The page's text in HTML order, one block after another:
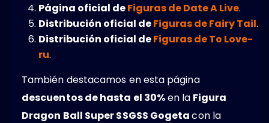
Página oficial deFiguras de Date A Live.
Distribución oficial deFiguras de Fairy Tail.
Distribución oficial deFiguras de To Love-
ru.
También destacamos en esta página
descuentos de hasta el 30%en la Figura
Dragon Ball Super SSGSS Gogetacon la